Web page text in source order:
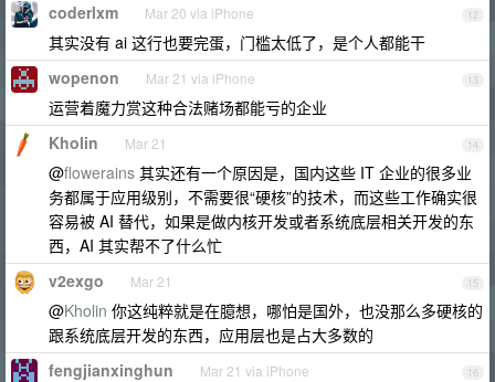
12
coderlxm Mar 20 via iPhone
其实没有 ai 这行也要完蛋，门槛太低了，是个人都能干
13
wopenon Mar 21 via iPhone
运营着魔力赏这种合法赌场都能亏的企业
14
Kholin Mar 21
@flowerains 其实还有一个原因是，国内这些 IT 企业的很多业
务都属于应用级别，不需要很“硬核”的技术，而这些工作确实很
容易被 AI 替代，如果是做内核开发或者系统底层相关开发的东
西，AI 其实帮不了什么忙
15
v2exgo Mar 21
@Kholin 你这纯粹就是在臆想，哪怕是国外，也没那么多硬核的
跟系统底层开发的东西，应用层也是占大多数的
16
fengjianxinghun Mar 21 via iPhone